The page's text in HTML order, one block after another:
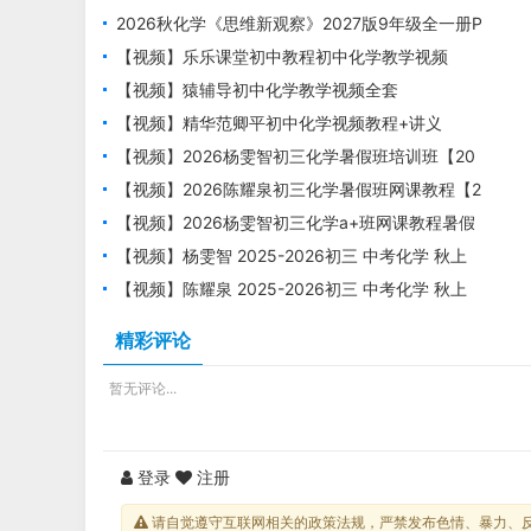
2026秋化学《思维新观察》2027版9年级全一册P
DF电子版下载
【视频】乐乐课堂初中教程初中化学教学视频
【视频】猿辅导初中化学教学视频全套
【视频】精华范卿平初中化学视频教程+讲义
【视频】2026杨雯智初三化学暑假班培训班【20
25秋上.S班】
【视频】2026陈耀泉初三化学暑假班网课教程【2
025初三秋上】
【视频】2026杨雯智初三化学a+班网课教程暑假
班【视频】杨雯智 2025-2026初三 中考化学 秋上
实验科学自主学习·TY·A+（2期）
【视频】陈耀泉 2025-2026初三 中考化学 秋上
精彩评论
暂无评论...
登录 注册
请自觉遵守互联网相关的政策法规，严禁发布色情、暴力、